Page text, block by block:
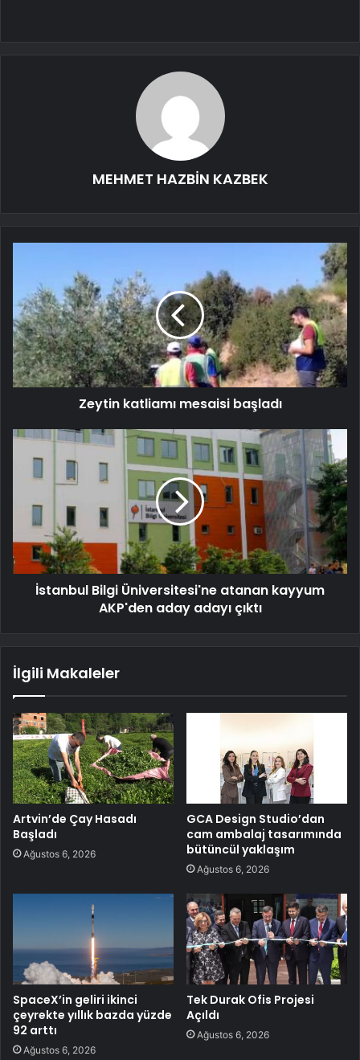
MEHMET HAZBİN KAZBEK
Zeytin katliamı mesaisi başladı
İstanbul Bilgi Üniversitesi'ne atanan kayyum
AKP'den aday adayı çıktı
İlgili Makaleler
Artvin’de Çay Hasadı
Başladı
Ağustos 6, 2026
GCA Design Studio’dan
cam ambalaj tasarımında
bütüncül yaklaşım
Ağustos 6, 2026
SpaceX’in geliri ikinci
çeyrekte yıllık bazda yüzde
92 arttı
Ağustos 6, 2026
Tek Durak Ofis Projesi
Açıldı
Ağustos 6, 2026